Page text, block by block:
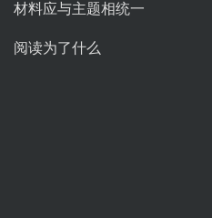
材料应与主题相统一
阅读为了什么